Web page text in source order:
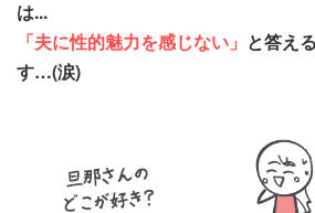
は...
「夫に性的魅力を感じない」 と答え
す…(涙)